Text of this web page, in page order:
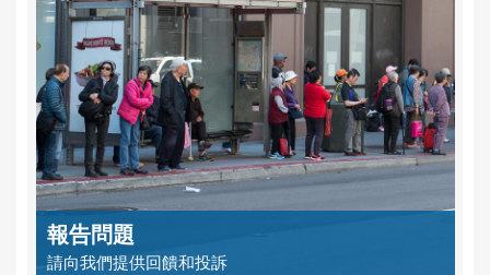
報告問題
請向我們提供回饋和投訴